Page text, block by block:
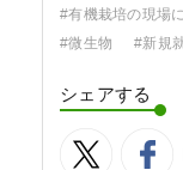
#有機栽培の現場
#微生物
#新規
シェアする